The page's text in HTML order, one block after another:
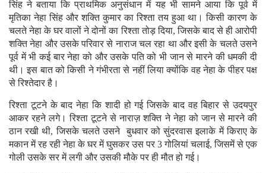
सिंह ने बताया कि प्राथमिक अनुसंधान में यह भी सामने आया कि पूर्व में
मृतिका नेहा सिंह और शक्ति कुमार का रिश्ता तय हुआ था। किसी कारण के
चलते नेहा के घर वालों ने दोनों का रिश्ता तोड़ दिया, जिसके बाद से ही आरोपी
शक्ति नेहा और उसके परिवार से नाराज चल रहा था और इसी के चलते उसने
पूर्व में भी कई बार नेहा को और उसके पति को भी जान से मारने की धमकी दी
थी। इस बात को किसी ने गंभीरता से नहीं लिया क्योंकि वह नेहा के पीहर पक्ष
से रिश्तेदार है।
रिश्ता टूटने के बाद नेहा कि शादी हो गई जिसके बाद वह बिहार से उदयपुर
आकर रहने लगे। रिश्ता टूटने से नाराज़ शक्ति ने नेहा को जान से मारने की
ठान रखी थी, जिसके चलते उसने बुधवार को सुंदरवास इलाके में किराए के
मकान में रह रही नेहा के घर में घुसकर उस पर 3 गोलियां चलाई, जिसमें से एक
गोली उसके सर में लगी और उसकी मौके पर ही मौत हो गई।